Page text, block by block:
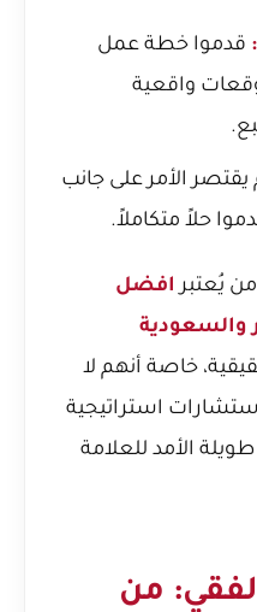
قدموا خطة عمل
واقعية
يقتصر الأمر على جانب
حلاً متكاملاً.
يُعتبر افضل
والسعودية
خاصة أنهم لا
استراتيجية
الأمد للعلامة
من